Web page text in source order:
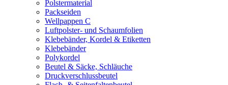
Polstermaterial
Packseiden
Wellpappen C
Luftpolster- und Schaumfolien
Klebebänder, Kordel & Etiketten
Klebebänder
Polykordel
Beutel & Säcke, Schläuche
Druckverschlussbeutel